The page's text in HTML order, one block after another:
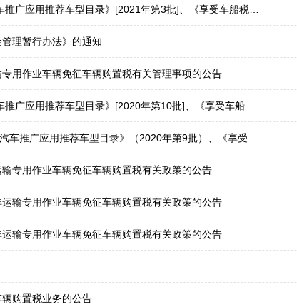
惠的节约能源使用新能源汽车车型目录》[第二十五批]、《免征车辆购置税的新能源汽车车型目录》[第四十一批]
理暂行办法》的通知
用作业车辆免征车辆购置税有关管理事项的公告
惠的节约能源使用新能源汽车车型目录》[第十九批]、《免征车辆购置税的新能源汽车车型目录》[第三十五批]
惠的节约能源使用新能源汽车车型目录》（第十八批）、《免征车辆购置税的新能源汽车车型目录》（第三十四批）
专用作业车辆免征车辆购置税有关政策的公告
输专用作业车辆免征车辆购置税有关政策的公告
输专用作业车辆免征车辆购置税有关政策的公告
购置税业务的公告